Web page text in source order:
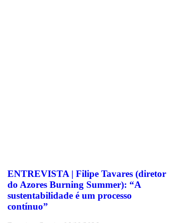
ENTREVISTA | Filipe Tavares (diretor
do Azores Burning Summer): “A
sustentabilidade é um processo
contínuo”